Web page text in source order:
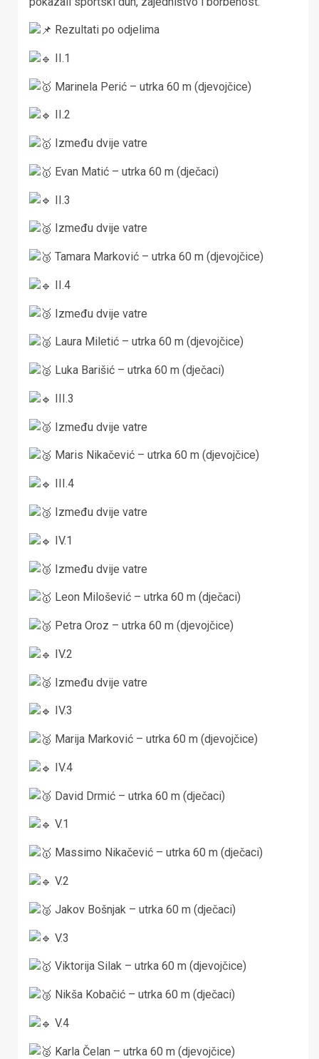
Rezultati po odjelima
II.1
Marinela Perić – utrka 60 m (djevojčice)
II.2
Između dvije vatre
Evan Matić – utrka 60 m (dječaci)
II.3
Između dvije vatre
Tamara Marković – utrka 60 m (djevojčice)
II.4
Između dvije vatre
Laura Miletić – utrka 60 m (djevojčice)
Luka Barišić – utrka 60 m (dječaci)
III.3
Između dvije vatre
Maris Nikačević – utrka 60 m (djevojčice)
III.4
Između dvije vatre
IV.1
Između dvije vatre
Leon Milošević – utrka 60 m (dječaci)
Petra Oroz – utrka 60 m (djevojčice)
IV.2
Između dvije vatre
IV.3
Marija Marković – utrka 60 m (djevojčice)
IV.4
David Drmić – utrka 60 m (dječaci)
V.1
Massimo Nikačević – utrka 60 m (dječaci)
V.2
Jakov Bošnjak – utrka 60 m (dječaci)
V.3
Viktorija Silak – utrka 60 m (djevojčice)
Nikša Kobačić – utrka 60 m (dječaci)
V.4
Karla Čelan – utrka 60 m (djevojčice)